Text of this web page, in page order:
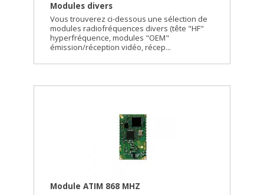
Modules divers
Vous trouverez ci-dessous une sélection de
modules radiofréquences divers (tête "HF"
hyperfréquence, modules "OEM"
émission/réception vidéo, récep...
Module ATIM 868 MHZ